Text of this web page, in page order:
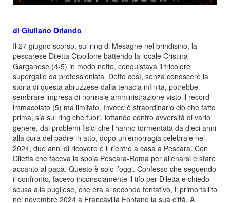
di Giuliano Orlando
Il 27 giugno scorso, sul ring di Mesagne nel brindisino, la
pescarese Diletta Cipollone battendo la locale Cristina
Garganese (4-5) in modo netto, conquistava il tricolore
supergallo da professionista. Detto così, senza conoscere la
storia di questa abruzzese dalla tenacia infinita, potrebbe
sembrare impresa di normale amministrazione visto il record
immacolato (5) ma limitato. Invece è straordinario ciò che fatto
prima, sia sul ring che fuori, lottando contro avversità di vario
genere, dai problemi fisici che l’hanno tormentata da dieci anni
alla cura del padre in atto, dopo un’emorragia celebrale nel
2024, due anni di ricovero e il rientro a casa a Pescara. Con
Diletta che faceva la spola Pescara-Roma per allenarsi e stare
accanto al papà. Questo è solo l’oggi. Confesso che seguendo
il confronto, facevo inconsciamente il tifo per Diletta e chiedo
scusa alla pugliese, che era al secondo tentativo, il primo fallito
nel novembre 2024 a Francavilla Fontane la sua città. A